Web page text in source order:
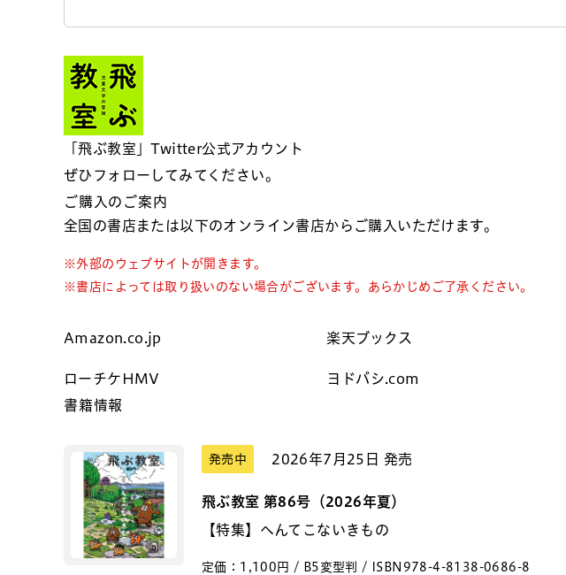
「飛ぶ教室」Twitter公式アカウント
ぜひフォローしてみてください。
ご購入のご案内
全国の書店または以下のオンライン書店からご購入いただけます。
※外部のウェブサイトが開きます。
※書店によっては取り扱いのない場合がございます。あらかじめご了承ください。
Amazon.co.jp 楽天ブックス
ローチケHMV
ヨドバシ.com
書籍情報
発売中 2026年7月25日 発売
飛ぶ教室 第86号（2026年夏）
【特集】へんてこないきもの
定価：1,100円 / B5変型判 / ISBN978-4-8138-0686-8